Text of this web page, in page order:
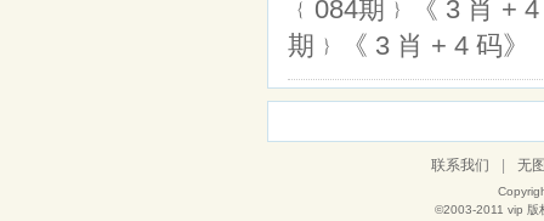
﹛084期﹜《 3 肖 +
期﹜《 3 肖 + 4 码》
联系我们 无
©2003-2011 vip 版